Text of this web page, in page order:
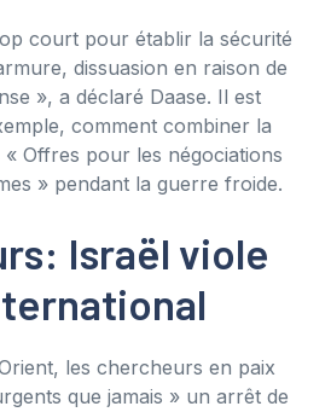
court pour établir la sécurité
dissuasion en raison de
», a déclaré Daase. Il est
comment combiner la
« Offres pour les négociations
» pendant la guerre froide.
Israël viole
les chercheurs en paix
que jamais » un arrêt de